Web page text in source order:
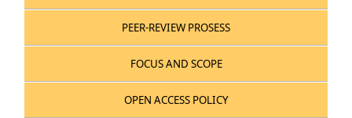
PEER-REVIEW PROSESS
FOCUS AND SCOPE
OPEN ACCESS POLICY